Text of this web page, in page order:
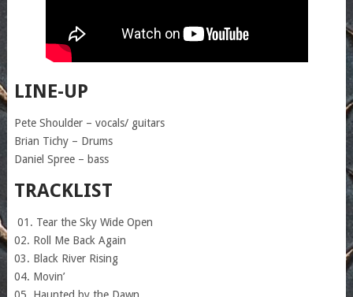
LINE-UP
Pete Shoulder – vocals/ guitars
Brian Tichy – Drums
Daniel Spree – bass
TRACKLIST
01. Tear the Sky Wide Open
02. Roll Me Back Again
03. Black River Rising
04. Movin’
05. Haunted by the Dawn